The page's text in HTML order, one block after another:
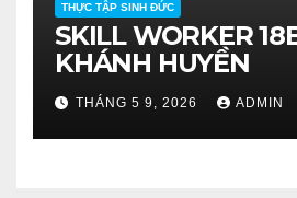
THỰC TẬP SINH ĐỨC
SKILL WORKER
KHÁNH HUYỀN
THÁNG 5 9, 2026 ADMIN